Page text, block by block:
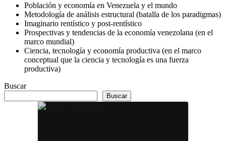
Población y economía en Venezuela y el mundo
Metodología de análisis estructural (batalla de los paradigmas)
Imaginario rentístico y post-rentístico
Prospectivas y tendencias de la economía venezolana (en el
marco mundial)
Ciencia, tecnología y economía productiva (en el marco
conceptual que la ciencia y tecnología es una fuerza
productiva)
Buscar
Buscar